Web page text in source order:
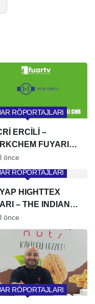
ERCİLİ –
FUYARI
FUARI) CNR
RÖPORTAJLARI
önce
HIGHTTEX
– THE INDIAN
CLOTHING
RÖPORTAJLARI
önce
RÖPORTAJLARI